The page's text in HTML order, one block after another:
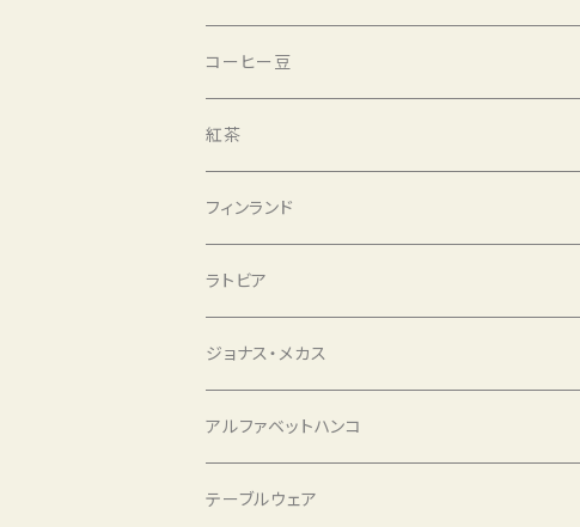
選書と紅茶
バッグ
アルファベットハンコ
コーヒー豆
コーヒー豆
紅茶
フィンランド
ラトビア
ジョナス・メカス
アルファベットハンコ
テーブルウェア